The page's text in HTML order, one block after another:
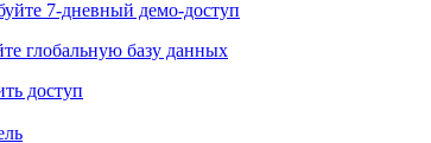
прогнозы по отчетности
7-дневный
глобальную базу данных